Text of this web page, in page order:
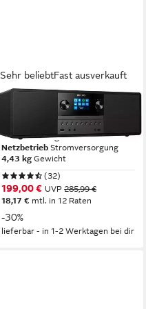
Sehr beliebtFast ausverkauft
TAM6805 Stereoanlage
50 W Leistung
Netzbetrieb Stromversorgung
4,43 kg Gewicht
(32)
199,00 € UVP 285,99 €
18,17 € mtl. in 12 Raten
-30%
lieferbar - in 1-2 Werktagen bei dir